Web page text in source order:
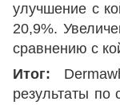
улучшение с
20,9%.
сравнению с
Итог:
результаты по